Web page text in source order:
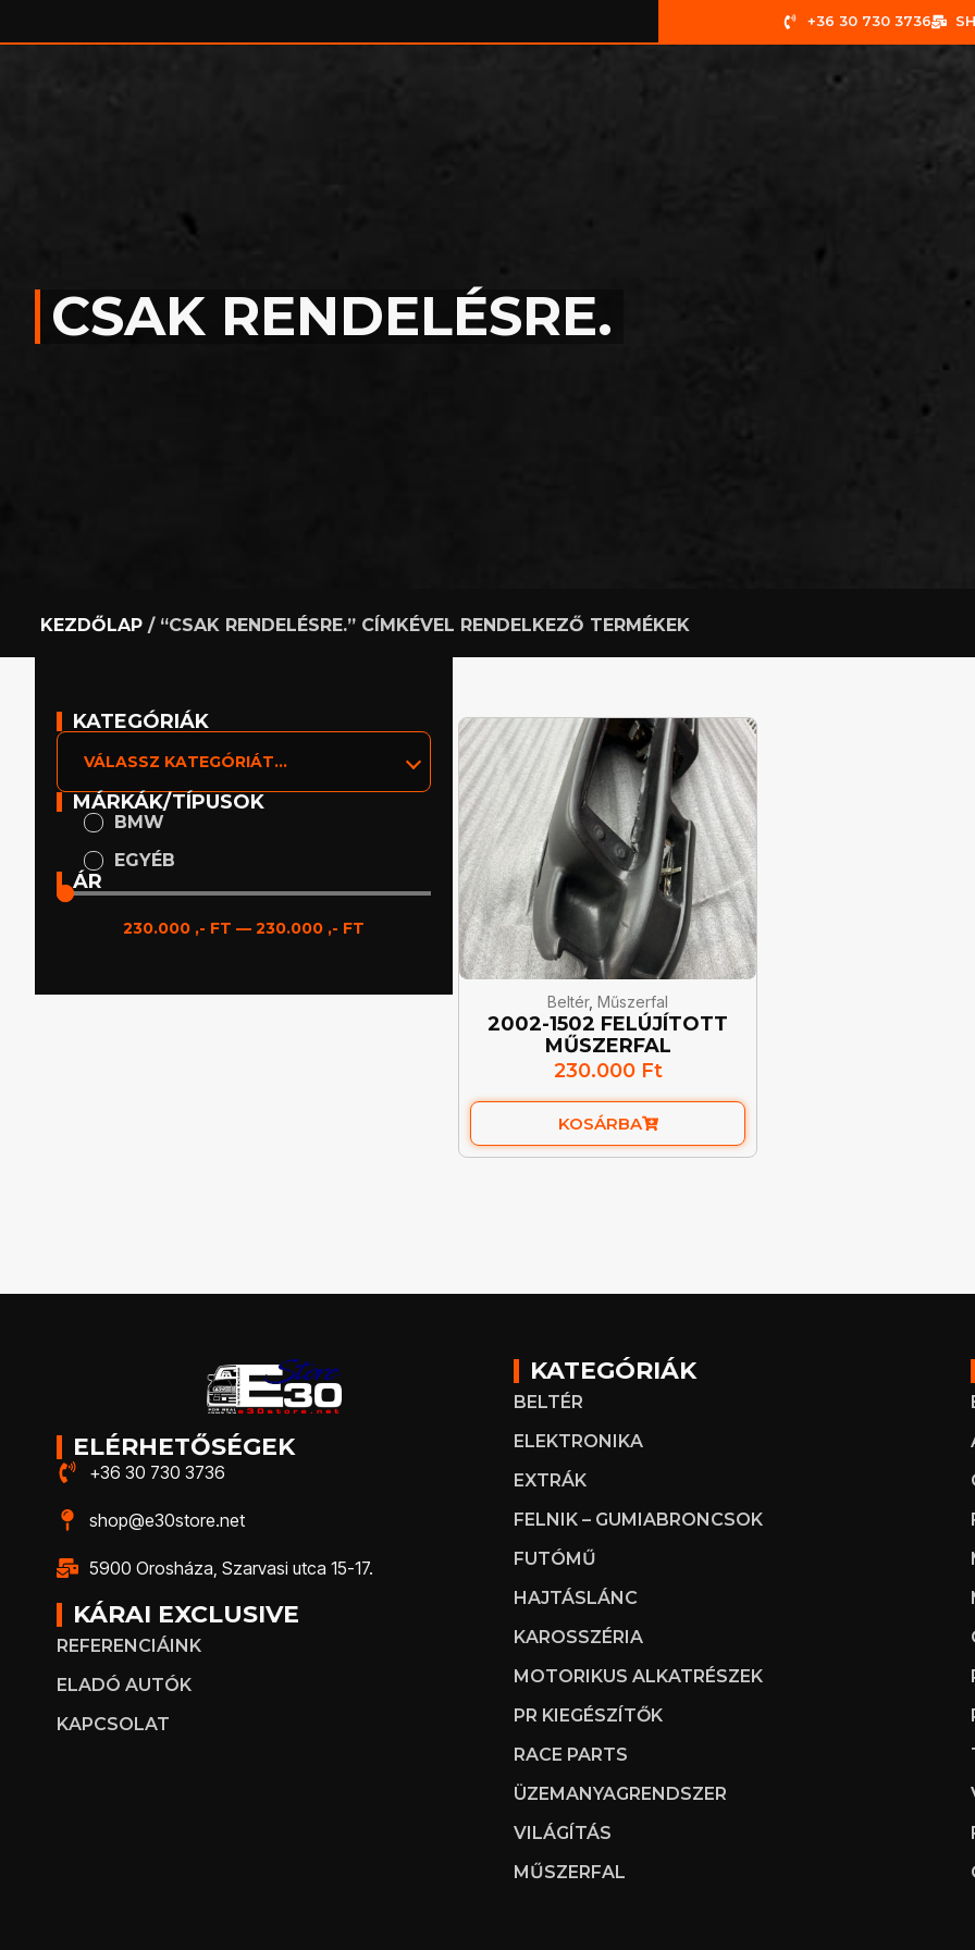
+36 30 730 3736
CSAK RENDELÉSRE.
KEZDŐLAP / “CSAK RENDELÉSRE.” CÍMKÉVEL RENDELKEZŐ TERMÉKEK
KATEGÓRIÁK
VÁLASSZ KATEGÓRIÁT...
MÁRKÁK/TÍPUSOK
BMW
EGYÉB
ÁR
230.000 ,- FT — 230.000 ,- FT
Beltér,Műszerfal
2002-1502 FELÚJÍTOTT
MŰSZERFAL
230.000 Ft
KOSÁRBA
ELÉRHETŐSÉGEK
+36 30 730 3736
shop@e30store.net
5900 Orosháza, Szarvasi utca 15-17.
KÁRAI EXCLUSIVE
REFERENCIÁINK
ELADÓ AUTÓK
KAPCSOLAT
KATEGÓRIÁK
BELTÉR
ELEKTRONIKA
EXTRÁK
FELNIK – GUMIABRONCSOK
FUTÓMŰ
HAJTÁSLÁNC
KAROSSZÉRIA
MOTORIKUS ALKATRÉSZEK
PR KIEGÉSZÍTŐK
RACE PARTS
ÜZEMANYAGRENDSZER
VILÁGÍTÁS
MŰSZERFAL